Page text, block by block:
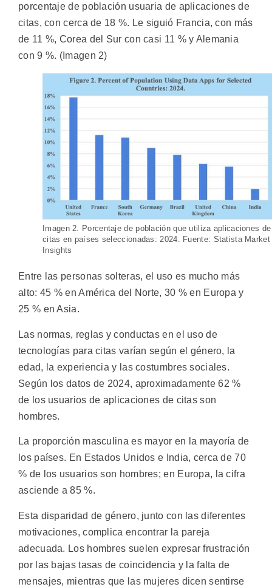
porcentaje de población usuaria de aplicaciones de
citas, con cerca de 18 %. Le siguió Francia, con más
de 11 %, Corea del Sur con casi 11 % y Alemania
con 9 %. (Imagen 2)
Imagen 2. Porcentaje de población que utiliza aplicaciones de
citas en países seleccionadas: 2024. Fuente: Statista Market
Insights
Entre las personas solteras, el uso es mucho más
alto: 45 % en América del Norte, 30 % en Europa y
25 % en Asia.
Las normas, reglas y conductas en el uso de
tecnologías para citas varían según el género, la
edad, la experiencia y las costumbres sociales.
Según los datos de 2024, aproximadamente 62 %
de los usuarios de aplicaciones de citas son
hombres.
La proporción masculina es mayor en la mayoría de
los países. En Estados Unidos e India, cerca de 70
% de los usuarios son hombres; en Europa, la cifra
asciende a 85 %.
Esta disparidad de género, junto con las diferentes
motivaciones, complica encontrar la pareja
adecuada. Los hombres suelen expresar frustración
por las bajas tasas de coincidencia y la falta de
mensajes, mientras que las mujeres dicen sentirse